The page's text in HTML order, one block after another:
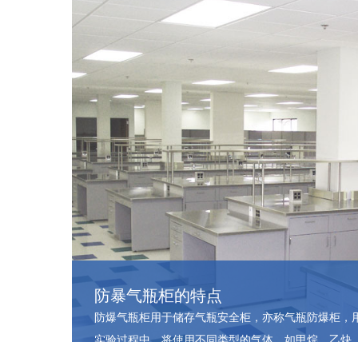
防暴气瓶柜的特点
防爆气瓶柜用于储存气瓶安全柜，亦称气瓶防爆柜